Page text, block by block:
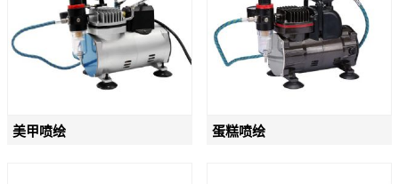
美甲喷绘 蛋糕喷绘